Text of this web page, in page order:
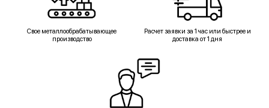
Свое металлообрабатывающее
производство
Расчет заявки за 1 час или быстрее и
доставка от 1 дня